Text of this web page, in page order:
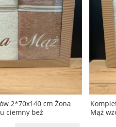
2*70x140 cm Żona
ciemny beż
Mąż